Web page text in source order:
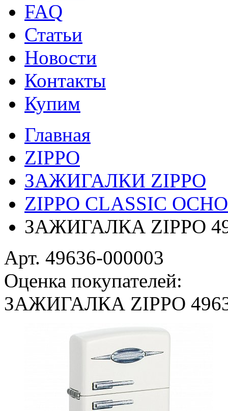
FAQ
Статьи
Новости
Контакты
Купим
Главная
ZIPPO
ЗАЖИГАЛКИ ZIPPO
ZIPPO CLASSIC
ЗАЖИГАЛКА ZIPPO
Арт. 49636-000003
Оценка покупателей:
ЗАЖИГАЛКА ZIPPO